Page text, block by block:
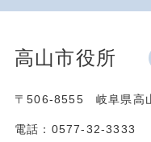
高山市役所
〒506-8555 岐阜県高
電話：0577-32-3333